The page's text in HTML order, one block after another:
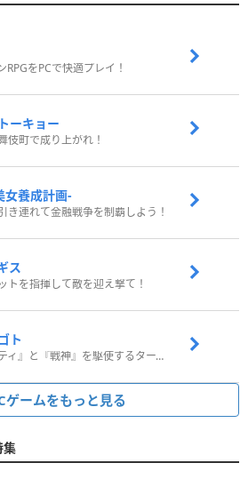
をPCで快適プレイ！
ーキョー
伎町で成り上がれ！
女養成計画-
き連れて金融戦争を制覇しよう！
ス
トを指揮して敵を迎え撃て！
ト
武器の『アビリティ』と『戦神』を駆使するターン制コマンドバトルRPG！
ゲームをもっと見る
集